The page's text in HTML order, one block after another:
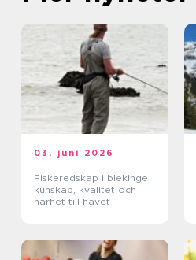
03. juni 2026
Fiskeredskap i blekinge
kunskap, kvalitet och
närhet till havet